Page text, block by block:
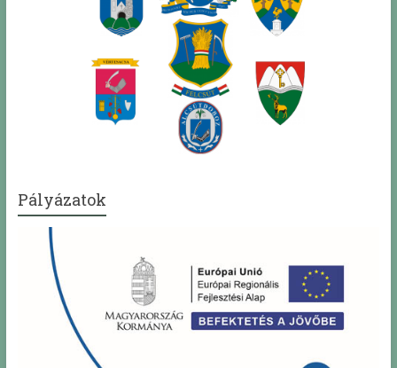
Pályázatok